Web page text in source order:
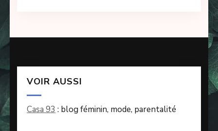
VOIR AUSSI
Casa 93 : blog féminin, mode, parentalité